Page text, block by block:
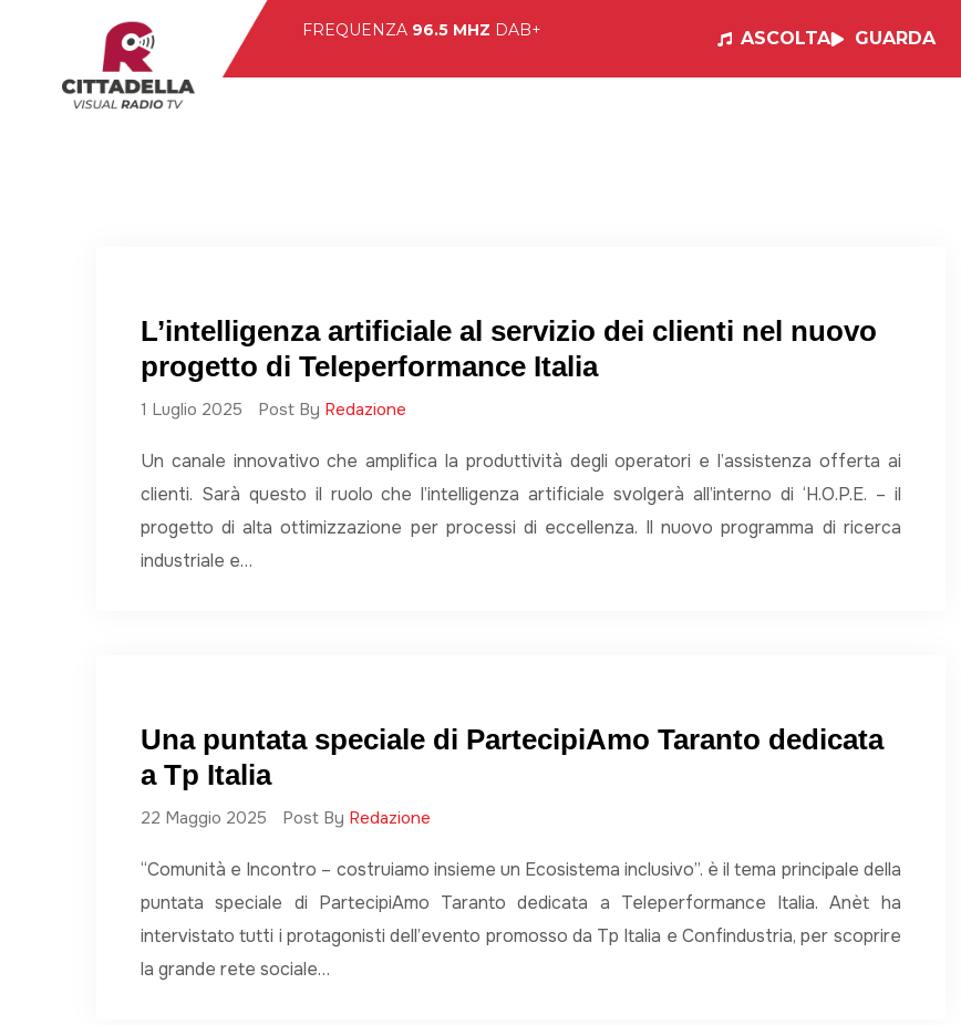
FREQUENZA 96.5 MHZ DAB+ ASCOLTA GUARDA
L’intelligenza artificiale al servizio dei clienti nel nuovo
progetto di Teleperformance Italia
1 Luglio 2025 Post By Redazione
Un canale innovativo che amplifica la produttività degli operatori e l’assistenza offerta ai
clienti. Sarà questo il ruolo che l’intelligenza artificiale svolgerà all’interno di ‘H.O.P.E. – il
progetto di alta ottimizzazione per processi di eccellenza. Il nuovo programma di ricerca
industriale e…
Una puntata speciale di PartecipiAmo Taranto dedicata
a Tp Italia
22 Maggio 2025 Post By Redazione
“Comunità e Incontro – costruiamo insieme un Ecosistema inclusivo”. è il tema principale della
puntata speciale di PartecipiAmo Taranto dedicata a Teleperformance Italia. Anèt ha
intervistato tutti i protagonisti dell’evento promosso da Tp Italia e Confindustria, per scoprire
la grande rete sociale…